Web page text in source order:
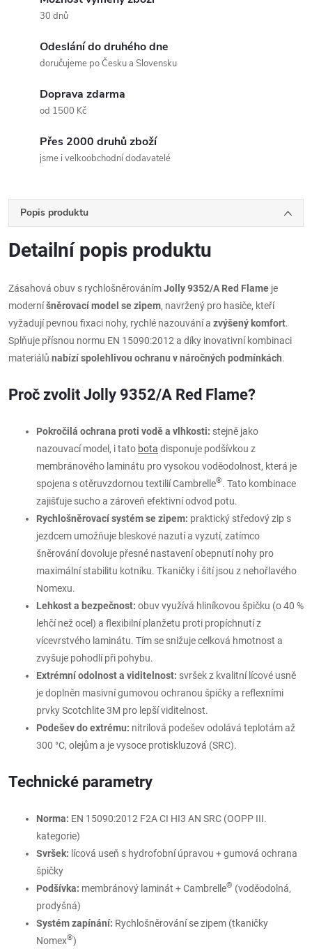
30 dnů
Odeslání do druhého dne
doručujeme po Česku a Slovensku
Doprava zdarma
od 1500 Kč
Přes 2000 druhů zboží
jsme i velkoobchodní dodavatelé
Popis produktu
Detailní popis produktu
Zásahová obuv s rychlošněrovánímJolly 9352/A Red Flame je
moderníšněrovací model se zipem, navržený pro hasiče, kteří
vyžadují pevnou fixaci nohy, rychlé nazouvání a zvýšený komfort.
Splňuje přísnou normu EN 15090:2012 a díky inovativní kombinaci
materiálů nabízí spolehlivou ochranu v náročných podmínkách.
Proč zvolit Jolly 9352/A Red Flame?
Pokročilá ochrana proti vodě a vlhkosti: stejně jako
nazouvací model, i tato bota disponuje podšívkou z
membránového laminátu pro vysokou voděodolnost, která je
spojena s otěruvzdornou textilií Cambrelle®. Tato kombinace
zajišťuje sucho a zároveň efektivní odvod potu.
Rychlošněrovací systém se zipem: praktický středový zip s
jezdcem umožňuje bleskové nazutí a vyzutí, zatímco
šněrování dovoluje přesné nastavení obepnutí nohy pro
maximální stabilitu kotníku. Tkaničky i šití jsou z nehořlavého
Nomexu.
Lehkost a bezpečnost: obuv využívá hliníkovou špičku (o 40 %
lehčí než ocel) a flexibilní planžetu proti propíchnutí z
vícevrstvého laminátu. Tím se snižuje celková hmotnost a
zvyšuje pohodlí při pohybu.
Extrémní odolnost a viditelnost: svršek z kvalitní lícové usně
je doplněn masivní gumovou ochranou špičky a reflexními
prvky Scotchlite 3M pro lepší viditelnost.
Podešev do extrému: nitrilová podešev odolává teplotám až
300 °C, olejům a je vysoce protiskluzová (SRC).
Technické parametry
Norma: EN 15090:2012 F2A CI HI3 AN SRC (OOPP III.
kategorie)
Svršek: lícová useň s hydrofobní úpravou + gumová ochrana
špičky
Podšívka: membránový laminát + Cambrelle® (voděodolná,
prodyšná)
Systém zapínání: Rychlošněrování se zipem (tkaničky
Nomex®)